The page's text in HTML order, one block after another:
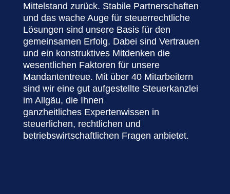
Mittelstand zurück. Stabile Partnerschaften
und das wache Auge für steuerrechtliche
Lösungen sind unsere Basis für den
gemeinsamen Erfolg. Dabei sind Vertrauen
und ein konstruktives Mitdenken die
wesentlichen Faktoren für unsere
Mandantentreue. Mit über 40 Mitarbeitern
sind wir eine gut aufgestellte Steuerkanzlei
im Allgäu, die Ihnen
ganzheitliches Expertenwissen in
steuerlichen, rechtlichen und
betriebswirtschaftlichen Fragen anbietet.